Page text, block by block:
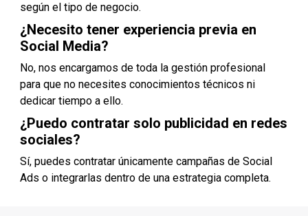
según el tipo de negocio.
¿Necesito tener experiencia previa en
Social Media?
No, nos encargamos de toda la gestión profesional
para que no necesites conocimientos técnicos ni
dedicar tiempo a ello.
¿Puedo contratar solo publicidad en redes
sociales?
Sí, puedes contratar únicamente campañas de Social
Ads o integrarlas dentro de una estrategia completa.